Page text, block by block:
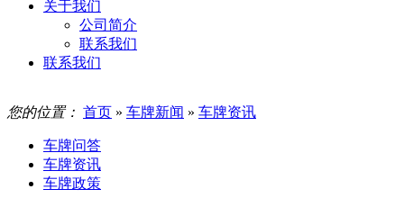
关于我们
公司简介
联系我们
联系我们
您的位置： 首页 » 车牌新闻 » 车牌资讯
车牌问答
车牌资讯
车牌政策